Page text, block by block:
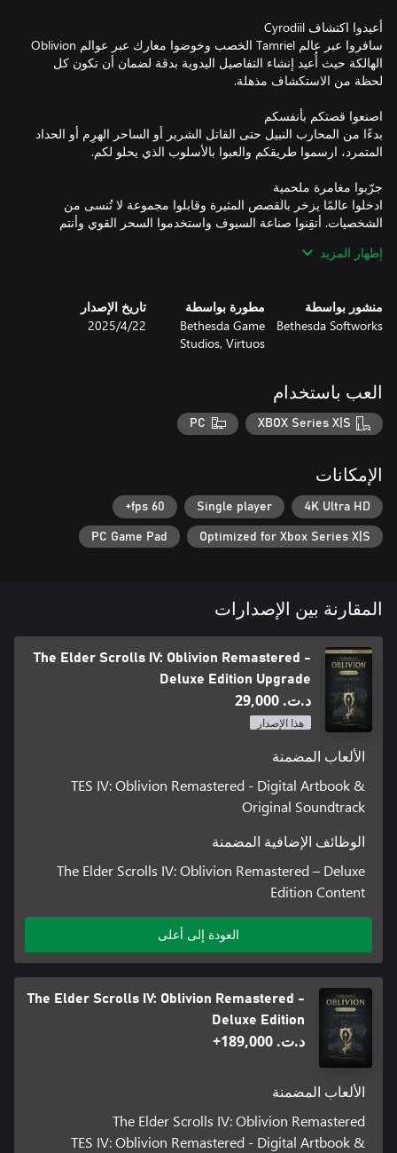
سافروا عبر عالم Tamriel الخصب وخوضوا معارك عبر عوالم Oblivion
الهالكة حيث أُعيد إنشاء التفاصيل اليدوية بدقة لضمان أن تكون كل
بدءًا من المحارب النبيل حتى القاتل الشرير أو الساحر الهرِم أو الحداد
ادخلوا عالمًا يزخر بالقصص المثيرة وقابلوا مجموعة لا تُنسى من
الشخصيات. أتقِنوا صناعة السيوف واستخدموا السحر القوي وأنتم
Shivering Isles وKnights of the Nine ومحتوى إضافي قابل للتنزيل
*اللعبة الأساسية مطلوبة، تُباع منفصلة
إظهار المزيد
منشور بواسطة
Bethesda Softworks
مطورة بواسطة
Bethesda Game
Studios, Virtuos
تاريخ الإصدار
22‏/4‏/2025
العب باستخدام
XBOX Series X|S
PC
الإمكانات
4K Ultra HD
Single player
60 fps+
Optimized for Xbox Series X|S
PC Game Pad
المقارنة بين الإصدارات
The Elder Scrolls IV: Oblivion Remastered -
Deluxe Edition Upgrade
د.ت.‏ 29,000
هذا الإصدار
الألعاب المضمنة
TES IV: Oblivion Remastered - Digital Artbook &
Original Soundtrack
الوظائف الإضافية المضمنة
The Elder Scrolls IV: Oblivion Remastered – Deluxe
Edition Content
العودة إلى أعلى
The Elder Scrolls IV: Oblivion Remastered -
Deluxe Edition
د.ت.‏ 189,000+
الألعاب المضمنة
The Elder Scrolls IV: Oblivion Remastered
TES IV: Oblivion Remastered - Digital Artbook &